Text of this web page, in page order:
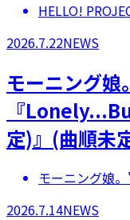
HELLO!
2026.7.22NEWS
モーニング
『
定)』(曲順未
モーニング娘
2026.7.14NEWS